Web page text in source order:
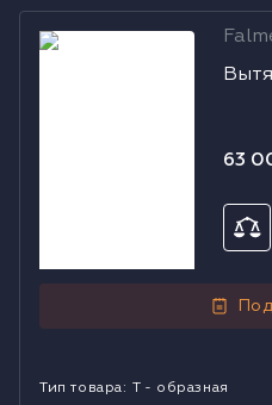
Вытяжка
63
Тип товара: Т - образная